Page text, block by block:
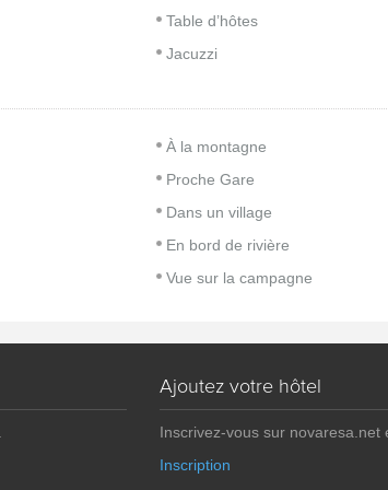
Table d’hôtes
Jacuzzi
À la montagne
Proche Gare
Dans un village
En bord de rivière
Vue sur la campagne
Ajoutez votre hôtel
Inscrivez-vous sur
Inscription